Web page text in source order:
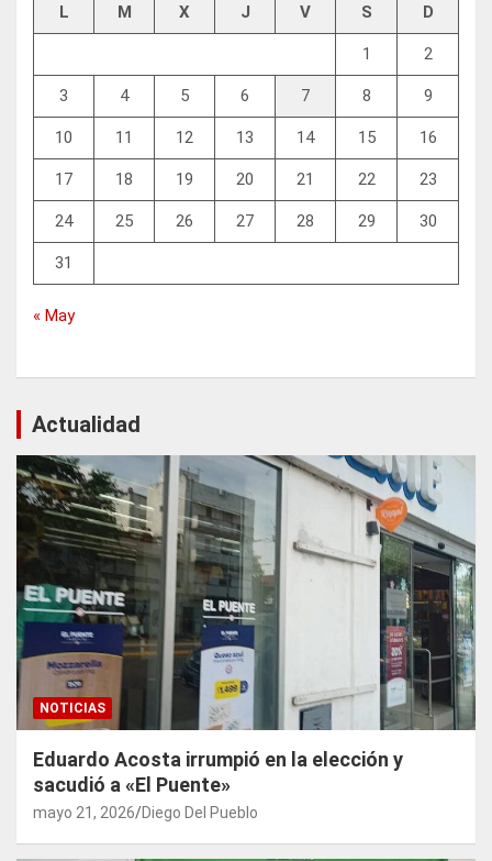
L M X J V S D
1 2
3 4 5 6 7 8 9
10 11 12 13 14 15 16
17 18 19 20 21 22 23
24 25 26 27 28 29 30
31
« May
Actualidad
NOTICIAS
Eduardo Acosta irrumpió en la elección y
sacudió a «El Puente»
mayo 21, 2026 Diego Del Pueblo